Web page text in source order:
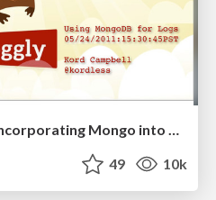
49 10k